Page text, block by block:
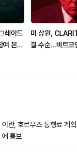
레이드
본격
미 상원,
결 수순…비트코
이란, 호르무즈 통행료 계
에 통보